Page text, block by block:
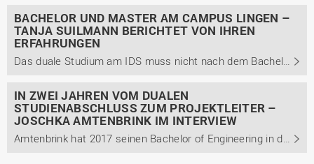
BACHELOR UND MASTER AM CAMPUS LINGEN –
TANJA SUILMANN BERICHTET VON IHREN
ERFAHRUNGEN
Das duale Studium am IDS muss nicht nach dem Bachelor enden. Wie Tanja Suilmann ihre Zeit am IDS erlebt hat, aus welchen Gründen sie sich nach ihrem dualen Bachelor noch für den dualen Master entschied, berichtet sie im Interview. Außerdem berichtet sie unter anderem von ihrem Arbeitsalltag und den ...
IN ZWEI JAHREN VOM DUALEN
STUDIENABSCHLUSS ZUM PROJEKTLEITER –
JOSCHKA AMTENBRINK IM INTERVIEW
Amtenbrink hat 2017 seinen Bachelor of Engineering in der der Studienrichtung Maschinenbau erlangt. Er berichtet von seinem bisherigen Karriereweg und warum er sich für einen Mittelständler statt eines Großkonzerns als Arbeitgeber entschied. Außerdem gibt er Einblicke in seinen Arbeitsalltag und ...